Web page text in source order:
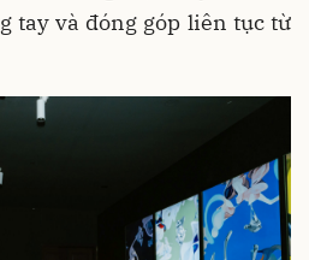
tay và đóng góp liên tục từ